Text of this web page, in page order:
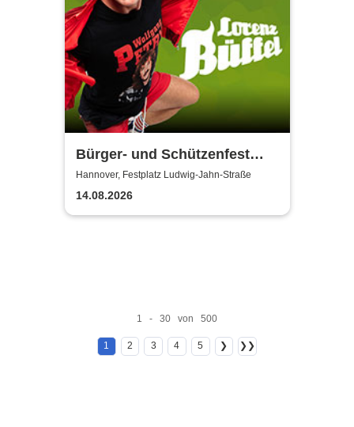
Bürger- und Schützenfest
Misburg
Hannover, Festplatz Ludwig-Jahn-Straße
14.08.2026
1 - 30 von 500
1 2 3 4 5 ❯ ❯❯